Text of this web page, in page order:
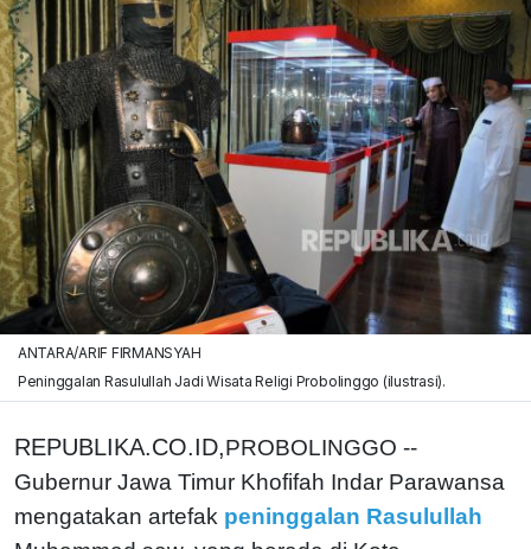
ANTARA/ARIF FIRMANSYAH
Peninggalan Rasulullah Jadi Wisata Religi Probolinggo (ilustrasi).
REPUBLIKA.CO.ID,PROBOLINGGO --
Gubernur Jawa Timur Khofifah Indar Parawansa
mengatakan artefak peninggalan Rasulullah